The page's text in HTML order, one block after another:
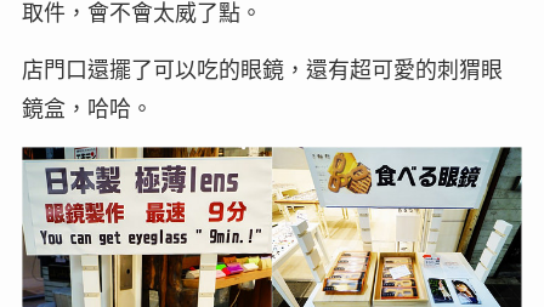
取件，會不會太威了點。
店門口還擺了可以吃的眼鏡，還有超可愛的刺猬眼
鏡盒，哈哈。